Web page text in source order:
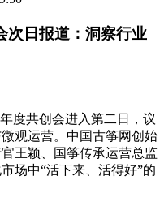
次日报道：洞察行业
度共创会进入第二日，议
观运营。中国古筝网创始
王颖、国筝传承运营总监
场中“活下来、活得好”的